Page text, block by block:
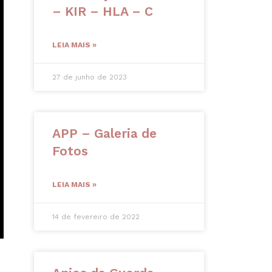
– KIR – HLA – C
LEIA MAIS »
27 de junho de 2023
APP – Galeria de
Fotos
LEIA MAIS »
14 de fevereiro de 2022